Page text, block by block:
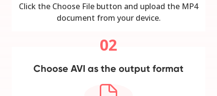
Click the Choose File button and upload the MP4
document from your device.
02
Choose AVI as the output format